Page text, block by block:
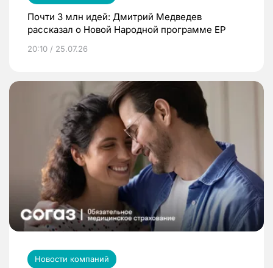
Почти 3 млн идей: Дмитрий Медведев
рассказал о Новой Народной программе ЕР
20:10 / 25.07.26
Новости компаний